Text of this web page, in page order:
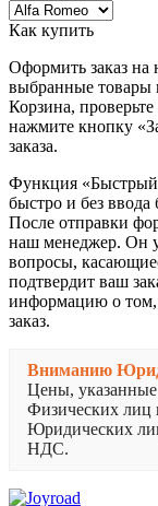
Как купить
Оформить заказ на
выбранные товары
Корзина,
нажмите кнопку
заказа.
Функция «Быстрый
быстро и без
После отправки
наш менеджер. Он
вопросы,
подтвердит ваш
информацию о том,
заказ.
Вниманию
Цены, указанные
Физических лиц
Юридических
НДС.